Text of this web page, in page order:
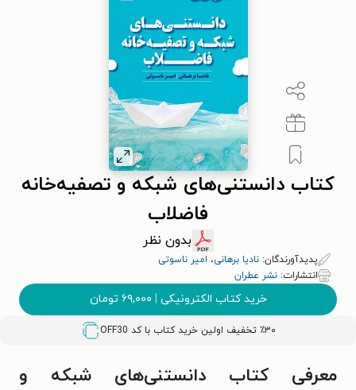
کتاب دانستنی‌های شبکه و تصفیه‌خانه
فاضلاب
بدون نظر
پدیدآورندگان: نادیا برهانی، امیر ناسوتی
انتشارات: نشر عطران
خرید کتاب الکترونیکی | ۶۹,۰۰۰ تومان
٪۳۰ تخفیف اولین خرید کتاب با کد OFF30
معرفی کتاب دانستنی‌های شبکه و